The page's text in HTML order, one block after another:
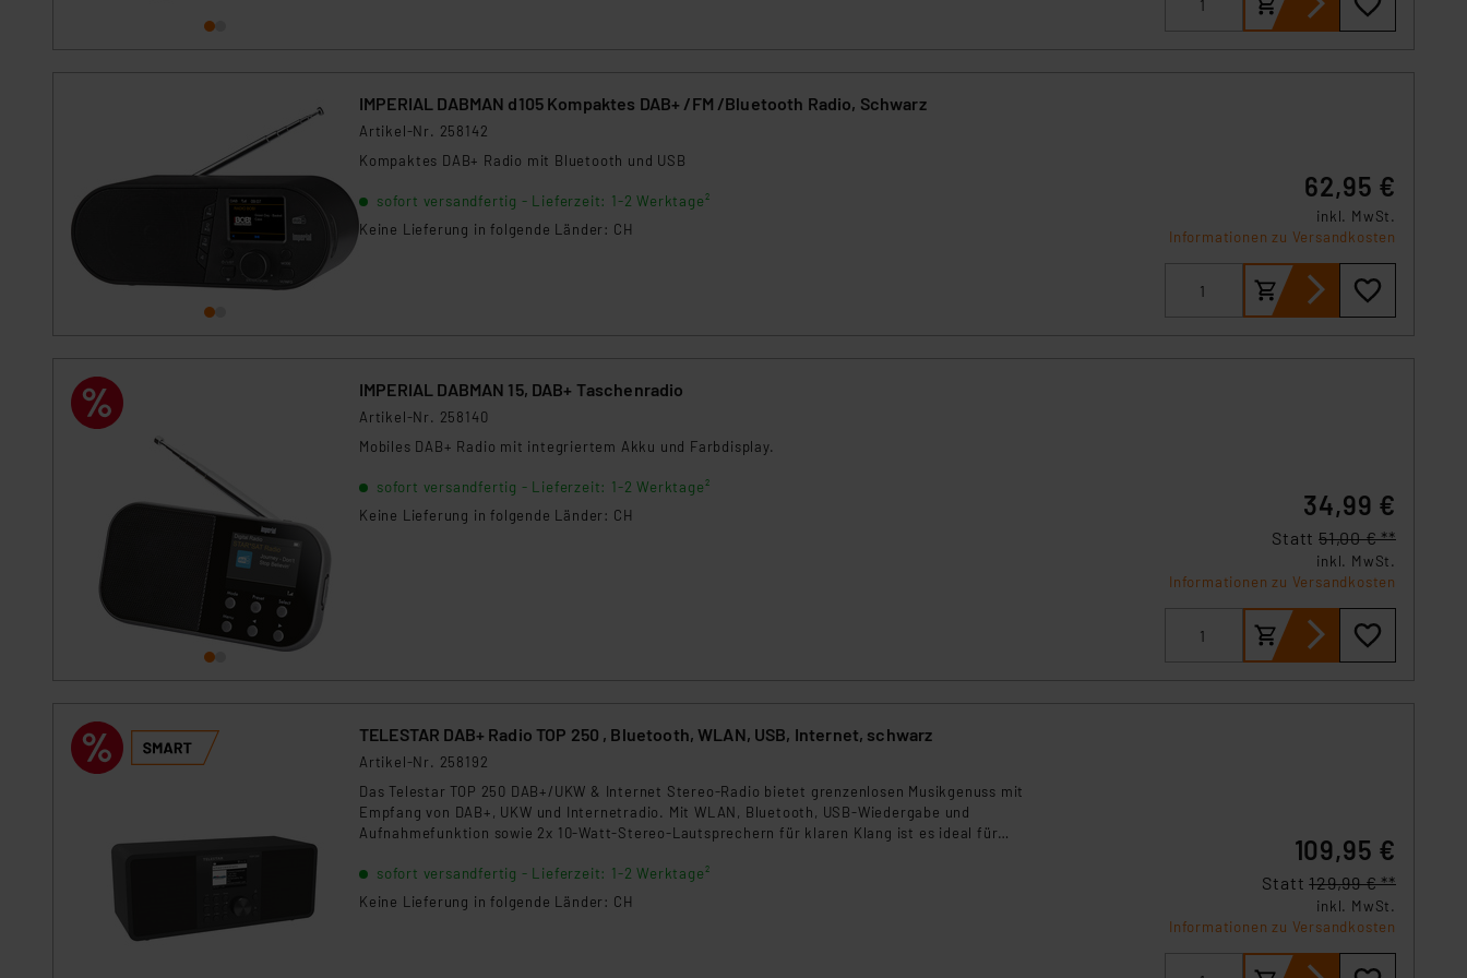
Kommission sowie einer eigenen Beurteilung der mit der Datenübermittlung, insbesondere der Art der übermittelten
Daten, verbundenen Risiken.“
Impressum
IMPERIAL DABMAN d105 Kompaktes DAB+ /FM /Bluetooth Radio, Schwarz
Artikel-Nr. 258142
Kompaktes DAB+ Radio mit Bluetooth und USB
sofort versandfertig - Lieferzeit: 1-2 Werktage²
Keine Lieferung in folgende Länder: CH
62,95 €
inkl. MwSt.
Informationen zu Versandkosten
IMPERIAL DABMAN 15, DAB+ Taschenradio
Artikel-Nr. 258140
Mobiles DAB+ Radio mit integriertem Akku und Farbdisplay.
sofort versandfertig - Lieferzeit: 1-2 Werktage²
Keine Lieferung in folgende Länder: CH
34,99 €
Statt 51,00 € **
inkl. MwSt.
Informationen zu Versandkosten
TELESTAR DAB+ Radio TOP 250 , Bluetooth, WLAN, USB, Internet, schwarz
Artikel-Nr. 258192
Das Telestar TOP 250 DAB+/UKW & Internet Stereo-Radio bietet grenzenlosen Musikgenuss mit
Empfang von DAB+, UKW und Internetradio. Mit WLAN, Bluetooth, USB-Wiedergabe und
Aufnahmefunktion sowie 2x 10-Watt-Stereo-Lautsprechern für klaren Klang ist es ideal für
integrierte Wecker und Sleep-Timer sorgen für zusätzlichen Komfort.
sofort versandfertig - Lieferzeit: 1-2 Werktage²
Keine Lieferung in folgende Länder: CH
109,95 €
Statt129,99 € **
inkl. MwSt.
Informationen zu Versandkosten